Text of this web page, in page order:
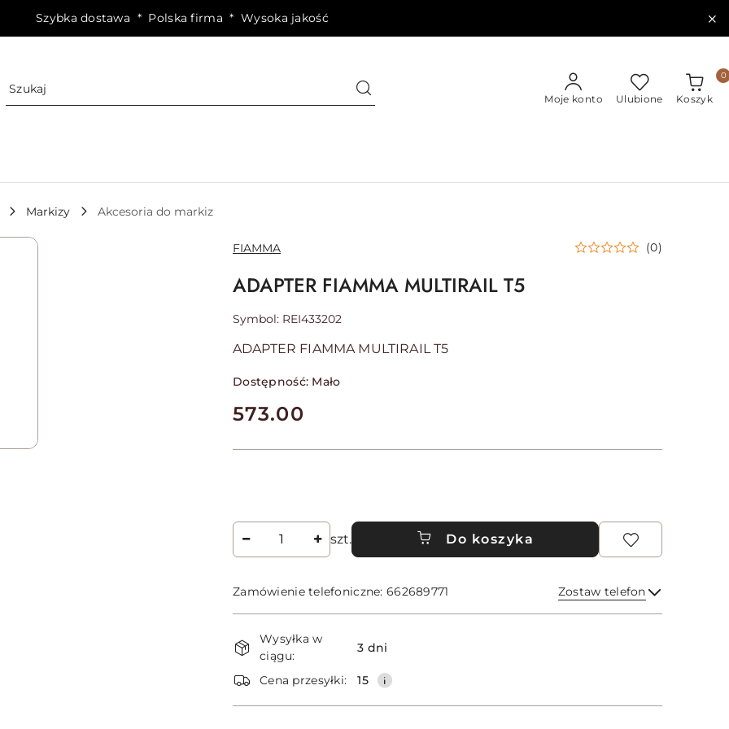
Szybka dostawa * Polska firma * Wysoka jakość
Moje konto Ulubione Koszyk
0
Markizy Akcesoria do markiz
NAZWA
PRODUCENTA:
FIAMMA (0)
ADAPTER FIAMMA MULTIRAIL T5
Symbol: REI433202
ADAPTER FIAMMA MULTIRAIL T5
Dostępność: Mało
cena:
573.00
Ilość
szt. Do koszyka
Zamówienie telefoniczne: 662689771 Zostaw telefon
Wyślij
Dostępność
i
dostawa
Wysyłka w
ciągu:
3 dni
Cena przesyłki: 15